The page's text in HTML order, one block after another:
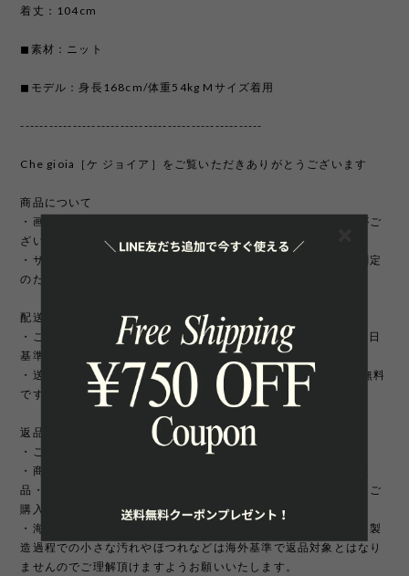
着丈：104cm
◼︎素材：ニット
◼︎モデル：身長168cm/体重54kg Mサイズ着用
---------------------------------------------------
Che gioia［ケ ジョイア］をご覧いただきありがとうございます
商品について
・画面環境や照明などの関係上、実際の色味と多少異なる場合がご
ざいます。
・サイズは製造元の実寸を表記しておりますが、手作業による測定
のため約2-3cmほど誤差がある場合がございます。
配送について
・ご注文からお届けまで10-21日前後頂戴いたします。（※営業日
基準）
・送料は商品一点につき500円、10,500円以上のご購入で送料無料
です。（全国一律）
返品/交換/キャンセルについて
・ご注文完了後の変更、キャンセルは承っておりません。
・商品のイメージ違いやサイズ違いなどお客様のご都合による返
品・交換はお受け致しかねます。サイズは十分にお確かめの上、ご
購入をお願いいたします。
・海外製品は日本製に比べて縫製などが荒い場合がございます。製
造過程での小さな汚れやほつれなどは海外基準で返品対象とはなり
ませんのでご理解頂けますようお願いいたします。